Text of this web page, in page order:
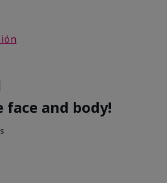
face and body!